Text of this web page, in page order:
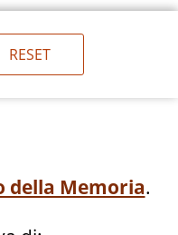
della Memoria.